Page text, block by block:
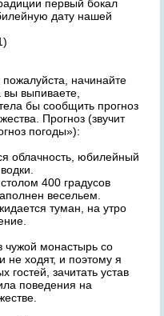
первый бокал
дату нашей
начинайте
вы выпиваете,
бы сообщить прогноз
Прогноз (звучит
погоды»):
облачность, юбилейный
400 градусов
весельем.
туман, на утро
чужой монастырь со
не ходят, и поэтому я
гостей, зачитать устав
поведения на